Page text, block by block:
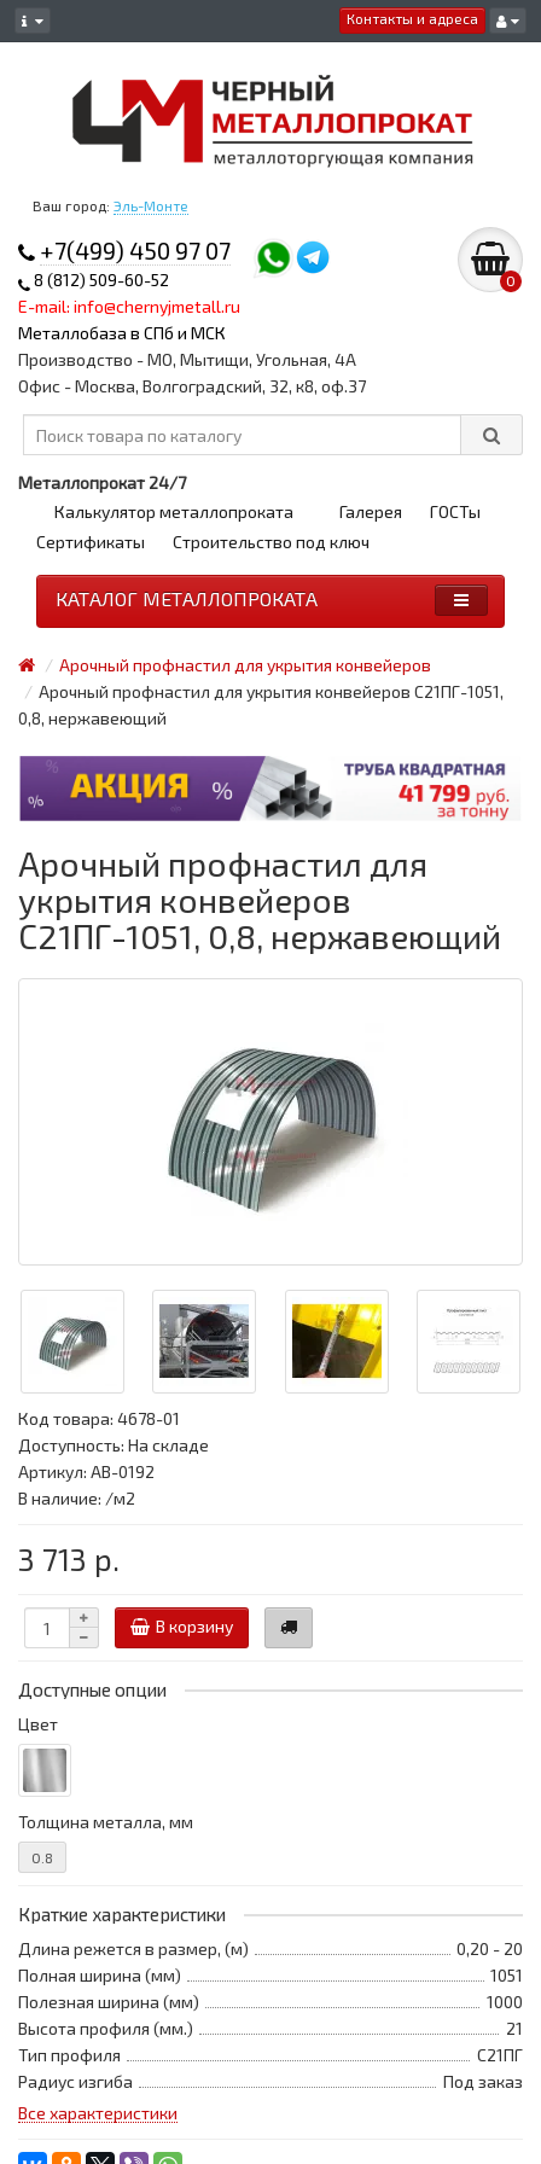
Контакты и адреса
Ваш город: Эль-Монте
+7(499) 450 97 07
8 (812) 509-60-52
E-mail: info@chernyjmetall.ru
Металлобаза в СПб и МСК
0
Производство - МО, Мытищи, Угольная, 4А
Офис - Москва, Волгоградский, 32, к8, оф.37
Металлопрокат 24/7
Калькулятор металлопроката
Галерея
ГОСТы
Сертификаты
Строительство под ключ
КАТАЛОГ МЕТАЛЛОПРОКАТА
Арочный профнастил для укрытия конвейеров
Арочный профнастил для укрытия конвейеров С21ПГ-1051,
0,8, нержавеющий
Арочный профнастил для
укрытия конвейеров
С21ПГ-1051, 0,8, нержавеющий
Код товара: 4678-01
Доступность: На складе
Артикул: АВ-0192
В наличие: /м2
3 713 р.
В корзину
Доступные опции
Цвет
Толщина металла, мм
0.8
Краткие характеристики
Длина режется в размер, (м)
0,20 - 20
Полная ширина (мм)
1051
Полезная ширина (мм)
1000
Высота профиля (мм.)
21
Тип профиля
С21ПГ
Радиус изгиба
Под заказ
Все характеристики